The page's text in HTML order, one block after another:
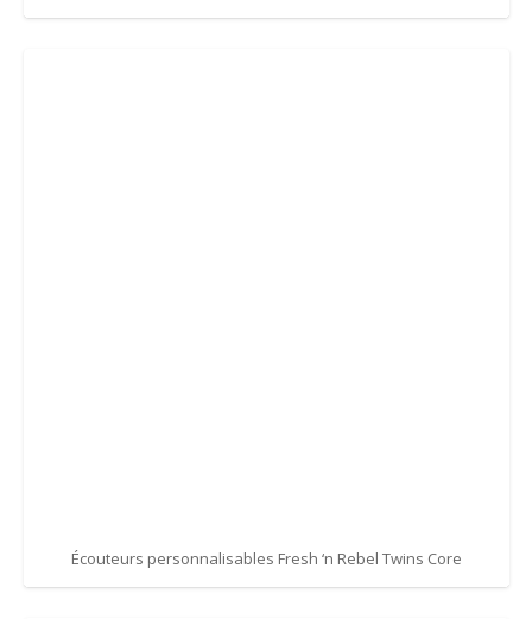
Écouteurs personnalisables Fresh ‘n Rebel Twins Core